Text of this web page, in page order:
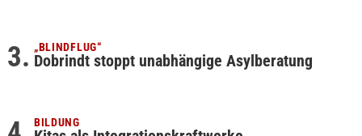
„BLINDFLUG“
Dobrindt stoppt unabhängige Asylberatung
BILDUNG